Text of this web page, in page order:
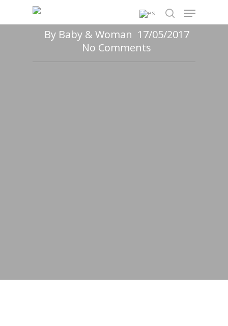
search
Menu
By Baby & Woman 17/05/2017
No Comments